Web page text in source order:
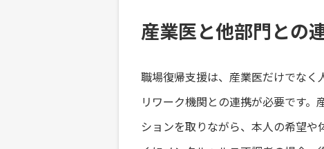
産業医と他部門との
職場復帰支援は、産業医だけでな
リワーク機関との連携が必要です
ションを取りながら、本人の希望